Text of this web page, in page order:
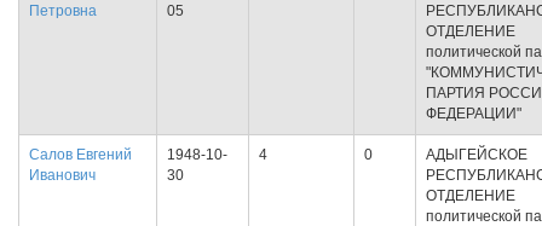
Петровна
05
ОТДЕЛЕНИЕ
политической
ПАРТИЯ
ФЕДЕРАЦИИ"
Салов Евгений
Иванович
1948-10-
30
4 0
АДЫГЕЙСКОЕ
ОТДЕЛЕНИЕ
политической